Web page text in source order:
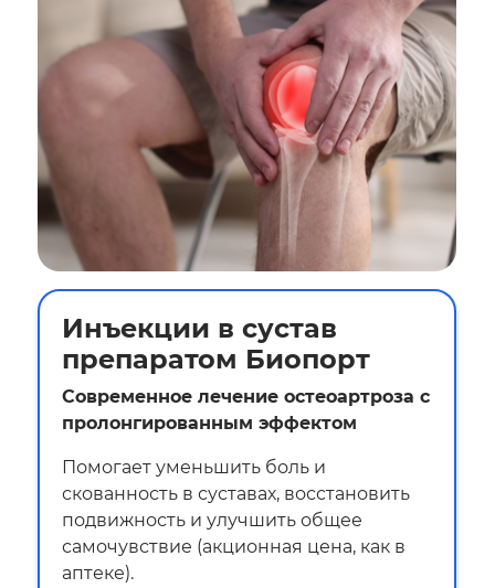
Инъекции в сустав
препаратом Биопорт
Современное лечение остеоартроза с
пролонгированным эффектом
Помогает уменьшить боль и
скованность в суставах, восстановить
подвижность и улучшить общее
самочувствие (акционная цена, как в
аптеке).